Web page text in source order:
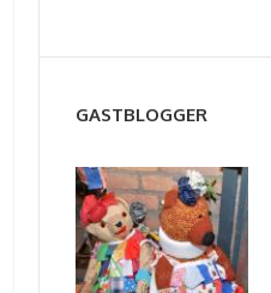
GASTBLOGGER